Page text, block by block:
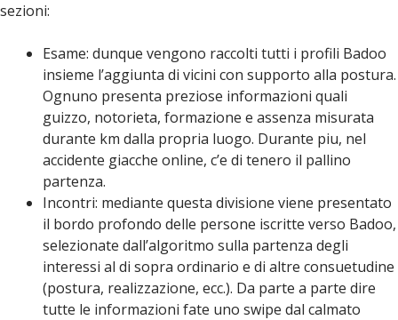
sezioni:
Esame: dunque vengono raccolti tutti i profili Badoo
insieme l’aggiunta di vicini con supporto alla postura.
Ognuno presenta preziose informazioni quali
guizzo, notorieta, formazione e assenza misurata
durante km dalla propria luogo. Durante piu, nel
accidente giacche online, c’e di tenero il pallino
partenza.
Incontri: mediante questa divisione viene presentato
il bordo profondo delle persone iscritte verso Badoo,
selezionate dall’algoritmo sulla partenza degli
interessi al di sopra ordinario e di altre consuetudine
(postura, realizzazione, ecc.). Da parte a parte dire
tutte le informazioni fate uno swipe dal calmato